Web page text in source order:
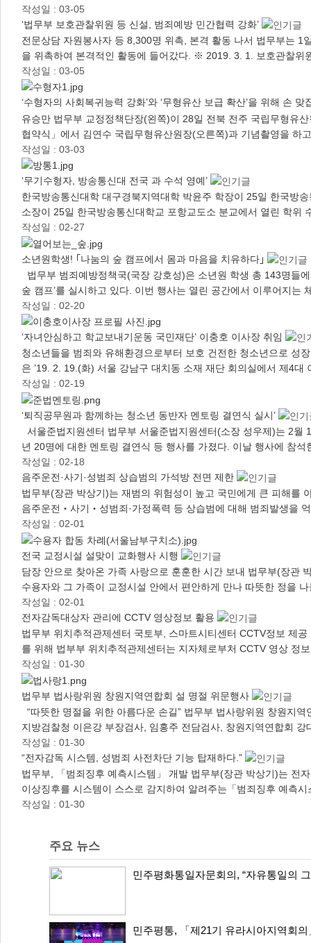
작성일 : 03-05
‘법무부 보호관찰위원 등 신설, 범죄예방 민간협력 강화’
전문상담 자원봉사자 등 8,300명 위촉, 본격 활동 나서 법무부는
을 위촉하여 본격적인 활동에 들어갔다. ※ 2019. 3. 1. 보호관찰
작성일 : 03-05
‘수형자의 사회복귀능력 강화’와 ‘무형유산 보급 확산’을 위해 손 맞
유승만 법무부 교정정책단장(왼쪽)이 28일 전북 전주 국립무형유
협약식」에서 김연수 국립무형유산원장(오른쪽)과 기념촬영을 하
작성일 : 03-03
‘무기수형자, 방송통신대 전국 과 수석 영예’
한국방송통신대학 대구경북지역대학 박윤주 학장이 25일 한국방
소장이 25일 한국방송통신대학교 포항교도소 분교에서 열린 학
작성일 : 02-27
소년원학생! ｢나눔의 숲 캠프에서 몸과 마음을 치유하다｣
법무부 범죄예방정책국(국장 강호성)은 소년원 학생 총 143명들
숲 캠프’를 실시하고 있다. 이번 행사는 열린 공간에서 이루어지
작성일 : 02-20
‘자녀안심하고 학교보내기운동 국민재단’ 이충호 이사장 취임
청소년들을 범죄와 유해환경으로부터 보호 건전한 청소년으로 성
은 ’19. 2. 19.(화) 서울 강남구 대치동 소재 재단 회의실에서 제4
작성일 : 02-19
‘퇴직공무원과 함께하는 청소년 동반자 멘토링 결연식 실시’
서울준법지원센터 법무부 서울준법지원센터(소장 성우제)는 2
년 20명에 대한 멘토링 결연식 등 행사를 가졌다. 이날 행사에 참
작성일 : 02-18
음주운전·사기·성범죄 상습범의 가석방 전면 제한
법무부(장관 박상기)는 재범의 위험성이 높고 국민에게 큰 피해
음주운전‧사기‧성범죄·가정폭력 등 상습범에 대해 범죄발생을
작성일 : 02-01
전국 교정시설 설맞이 교화행사 시행
담장 안으로 찾아온 가족 사랑으로 훈훈한 시간 보내 법무부(장관
수용자와 그 가족이 교정시설 안에서 편안하게 만나 따뜻한 정을
작성일 : 02-01
전자감독대상자 관리에 CCTV 영상정보 활용
법무부 위치추적관제센터 국토부, 스마트시티센터 CCTV정보 제
를 위해 법부부 위치추적관제센터는 지자체로부처 CCTV 영상 정
작성일 : 01-30
법무부 법사랑위원 창원지역연합회 설 명절 위문행사
“따뜻한 명절을 위한 아름다운 손길” 법무부 법사랑위원 창원지
지방검찰청 이은강 부장검사, 임홍주 전담검사, 창원지역연합회
작성일 : 01-30
“전자감독 시스템, 성범죄 사전차단 기능 탑재하다.”
법무부, 「범죄징후 예측시스템」 개발 법무부(장관 박상기)는 전
이상징후를 시스템이 스스로 감지하여 알려주는「범죄징후 예측
작성일 : 01-30
주요 뉴스
민주평화통일자문회의, “자유통일의
민주평통, 「제21기 유라시아지역회의